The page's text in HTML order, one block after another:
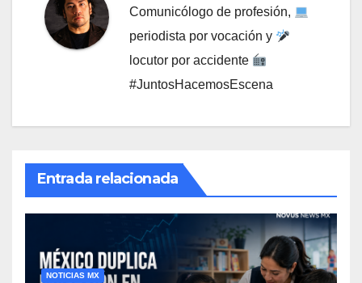
Comunicólogo de profesión,
periodista por vocación y
locutor por accidente
#JuntosHacemosEscena
Entrada relacionada
NOTICIAS MX